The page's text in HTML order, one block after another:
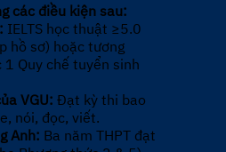
các điều kiện sau:
IELTS học thuật ≥5.0
hồ sơ) hoặc tương
1 Quy chế tuyển sinh
VGU: Đạt kỳ thi bao
nói, đọc, viết.
Anh: Ba năm THPT đạt